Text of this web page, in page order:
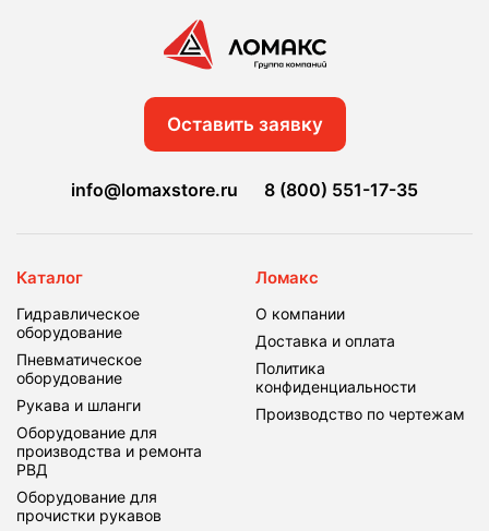
Оставить заявку
info@lomaxstore.ru 8 (800) 551-17-35
Каталог
Гидравлическое
оборудование
Пневматическое
оборудование
Рукава и шланги
Оборудование для
производства и ремонта
РВД
Оборудование для
прочистки рукавов
Ломакс
О компании
Доставка и оплата
Политика
конфиденциальности
Производство по чертежам